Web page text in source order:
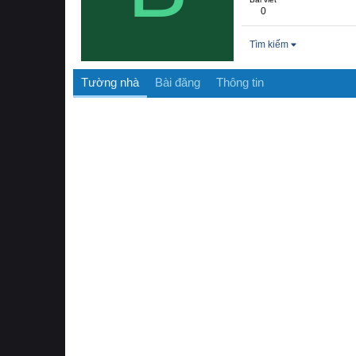
0
Tìm kiếm
Tường nhà Bài đăng Thông tin